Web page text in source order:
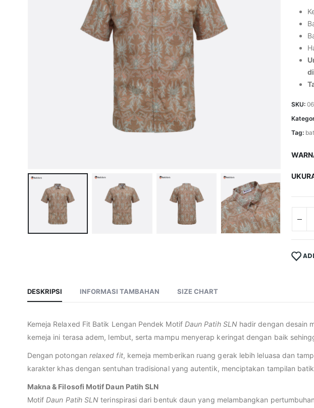
SKU:
Tag:
DESKRIPSI INFORMASI TAMBAHAN SIZE CHART
Kemeja Relaxed Fit Batik Lengan Pendek Motif Daun Patih SLNhadir dengan desain
kemeja ini terasa adem, lembut, serta mampu menyerap keringat dengan baik
Dengan potongan relaxed fit, kemeja memberikan ruang gerak lebih leluasa dan
karakter khas dengan sentuhan tradisional yang autentik, menciptakan tampilan
Makna & Filosofi Motif Daun Patih SLN
Motif Daun Patih SLN terinspirasi dari bentuk daun yang melambangkan